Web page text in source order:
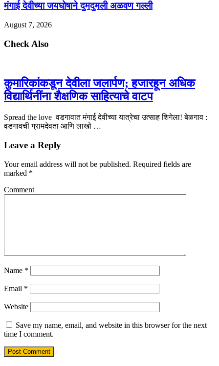
मंगाई देवीच्या जयघोषाने दुमदुमली अळवण गल्ली
August 7, 2026
Check Also
कुमारिकांकडून देवीला जलार्पण; हजारहून अधिक
विद्यार्थिनींना शैक्षणिक साहित्याचे वाटप
Spread the love वडगावात मंगाई देवीच्या यात्रेचा उत्साह शिगेला! बेळगाव :
वडगावची ग्रामदेवता आणि लाखो …
Leave a Reply
Your email address will not be published. Required fields are
marked *
Comment
Name *
Email *
Website
Save my name, email, and website in this browser for the next
time I comment.